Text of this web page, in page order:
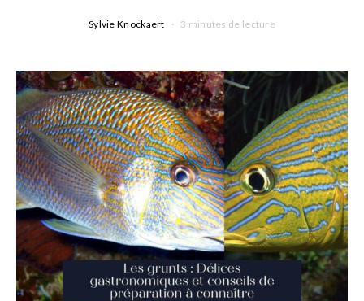
Sylvie Knockaert 3 minutes de lecture